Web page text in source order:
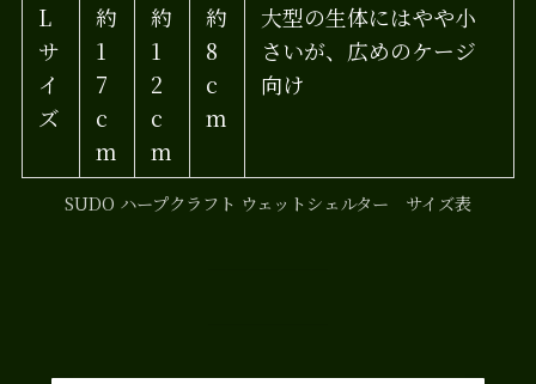
L
サ
イ
ズ
約
1
7
c
m
約
1
2
c
m
約
8
c
m
大型の生体にはやや小
さいが、広めのケージ
向け
SUDO ハープクラフト ウェットシェルター サイズ表